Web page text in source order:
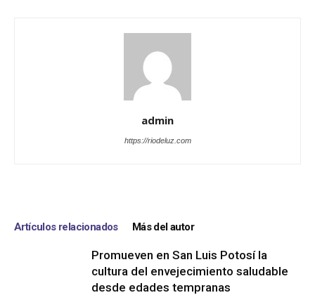
admin
https://riodeluz.com
Artículos relacionados Más del autor
Promueven en San Luis Potosí la
cultura del envejecimiento saludable
desde edades tempranas